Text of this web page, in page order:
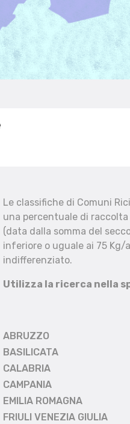
Le classifiche di Comuni
una percentuale di
(data dalla somma del
inferiore o uguale ai 75
indifferenziato.
Utilizza la ricerca nella
ABRUZZO
BASILICATA
CALABRIA
CAMPANIA
EMILIA ROMAGNA
FRIULI VENEZIA GIULIA